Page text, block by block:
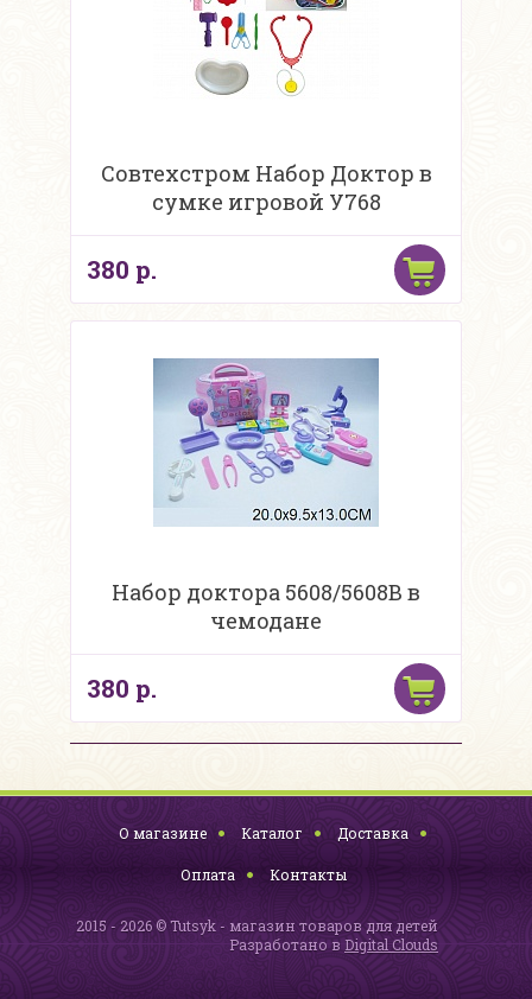
Совтехстром Набор Доктор в
сумке игровой У768
380 р.
Набор доктора 5608/5608B в
чемодане
380 р.
О магазине Каталог Доставка
Оплата Контакты
2015 - 2026 © Tutsyk - магазин товаров для детей
Разработано в Digital Clouds